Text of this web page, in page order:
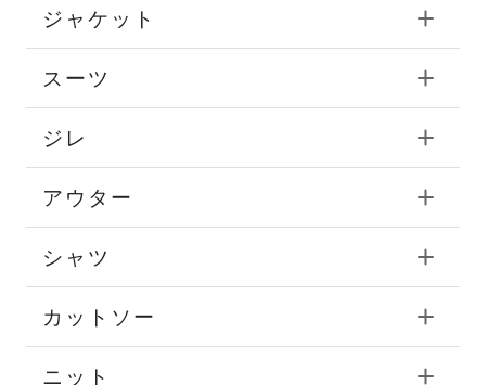
ジャケット
スーツ
ジレ
アウター
シャツ
カットソー
ニット